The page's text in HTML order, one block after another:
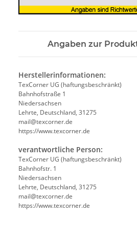
Angaben zur
Herstellerinformationen:
TexCorner UG (haftungsbeschränkt)
Bahnhofstraße 1
Niedersachsen
Lehrte, Deutschland, 31275
mail@texcorner.de
https://www.texcorner.de
verantwortliche Person:
TexCorner UG (haftungsbeschränkt)
Bahnhofstr. 1
Niedersachsen
Lehrte, Deutschland, 31275
mail@texcorner.de
https://www.texcorner.de